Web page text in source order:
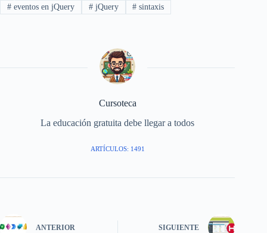
#eventos en jQuery #jQuery # sintaxis
Cursoteca
La educación gratuita debe llegar a todos
ARTÍCULOS: 1491
ANTERIOR SIGUIENTE